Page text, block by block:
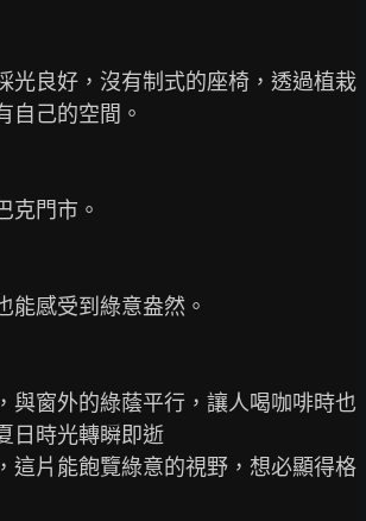
光良好，沒有制式的座椅，透過植栽
自己的空間。
克門市。
能感受到綠意盎然。
與窗外的綠蔭平行，讓人喝咖啡時也
日時光轉瞬即逝
這片能飽覽綠意的視野，想必顯得格